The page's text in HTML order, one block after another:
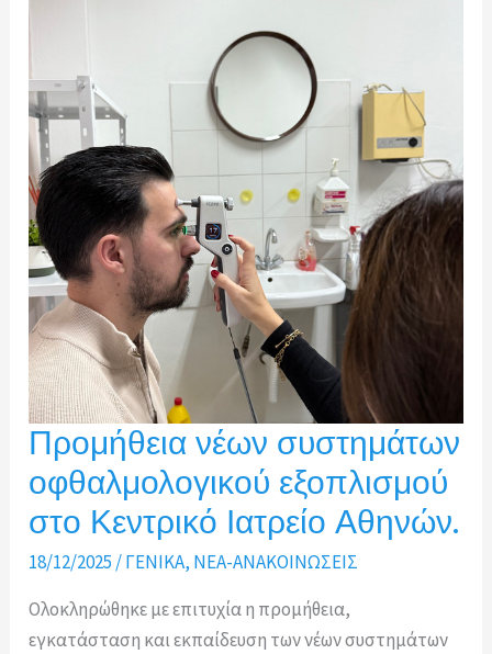
Προμήθεια νέων συστημάτων
οφθαλμολογικού εξοπλισμού
στο Κεντρικό Ιατρείο Αθηνών.
18/12/2025 /ΓΕΝΙΚΑ, ΝΕΑ-ΑΝΑΚΟΙΝΩΣΕΙΣ
Ολοκληρώθηκε με επιτυχία η προμήθεια,
εγκατάσταση και εκπαίδευση των νέων συστημάτων